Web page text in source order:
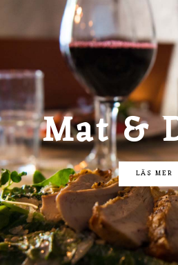
Mat &
LÄS MER